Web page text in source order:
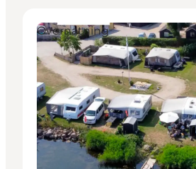
Overnatning